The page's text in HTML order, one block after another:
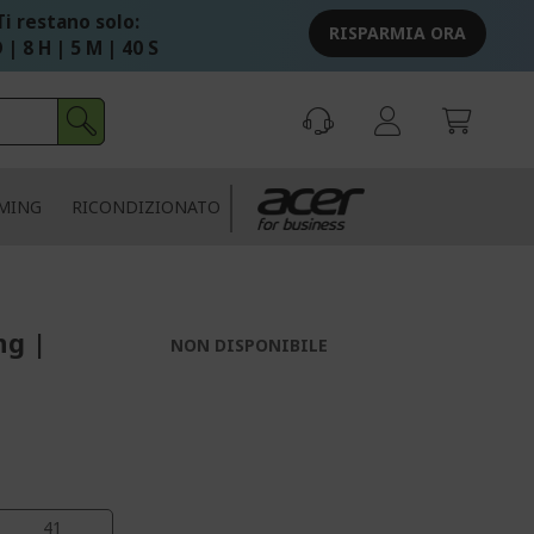
restano solo:
| 8 H | 5 M | 39 S
RISPARMIA ORA
RICONDIZIONATO
|
40
NON DISPONIBILE